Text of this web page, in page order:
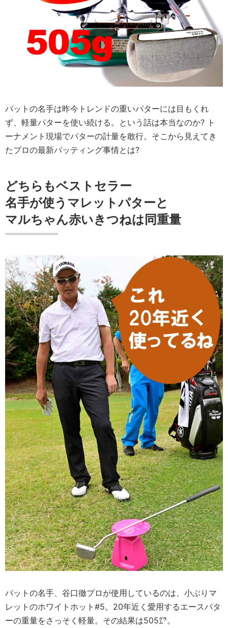
パットの名手は昨今トレンドの重いパターには目もくれ
ず、軽量パターを使い続ける。という話は本当なのか? ト
ーナメント現場でパターの計量を敢行。そこから見えてき
たプロの最新パッティング事情とは?
どちらもベストセラー
名手が使うマレットパターと
マルちゃん赤いきつねは同重量
パットの名手、谷口徹プロが使用しているのは、小ぶりマ
レットのホワイトホット#5。20年近く愛用するエースパタ
ーの重量をさっそく軽量。その結果は505㌘。